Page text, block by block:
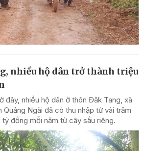
nhiều hộ dân trở thành triệu
đây, nhiều hộ dân ở thôn Đăk Tang, xã
Quảng Ngãi đã có thu nhập từ vài trăm
đồng mỗi năm từ cây sầu riêng.